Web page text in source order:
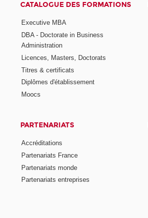
CATALOGUE DES FORMATIONS
Executive MBA
DBA - Doctorate in Business
Administration
Licences, Masters, Doctorats
Titres & certificats
Diplômes d'établissement
Moocs
PARTENARIATS
Accréditations
Partenariats France
Partenariats monde
Partenariats entreprises